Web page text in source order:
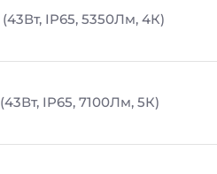
IP65, 5350Лм, 4К)
IP65, 7100Лм, 5К)